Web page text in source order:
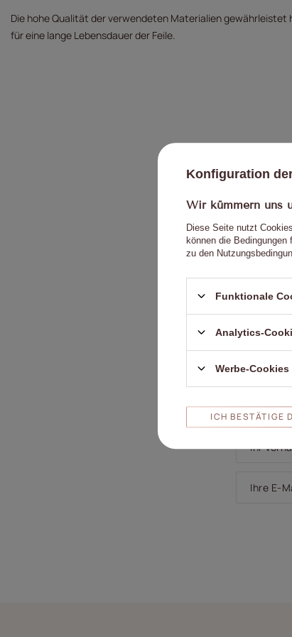
Die hohe Qualität der verwendeten Materialien
für eine lange Lebensdauer der Feile.
Ihr
Ihr
Ihre E-
Konfiguration
Wir kümmern uns
Diese Seite nutzt
können die Bedingungen
zu den
Funktionale
Analytics-
Werbe-Cookies
ICH BESTÄTIGE